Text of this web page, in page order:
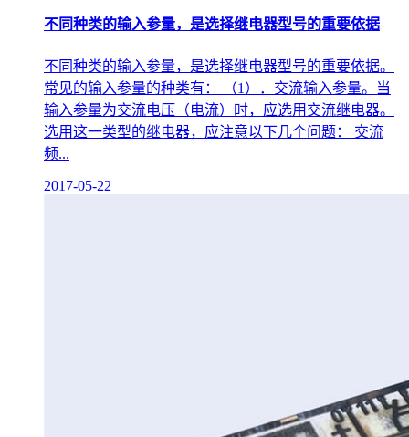
不同种类的输入参量，是选择继电器型号的重要依据
不同种类的输入参量，是选择继电器型号的重要依据。
常见的输入参量的种类有： （1）．交流输入参量。当
输入参量为交流电压（电流）时，应选用交流继电器。
选用这一类型的继电器，应注意以下几个问题： 交流
频...
2017-05-22